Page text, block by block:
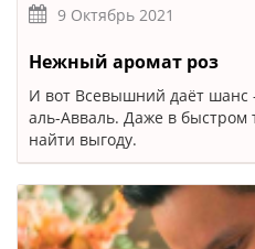
9 Октябрь 2021
Нежный аромат роз
И вот Всевышний даёт шанс
аль-Авваль. Даже в
найти выгоду.